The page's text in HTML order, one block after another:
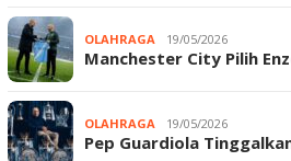
OLAHRAGA 19/05/2026
Manchester City Pilih
OLAHRAGA 19/05/2026
Pep Guardiola